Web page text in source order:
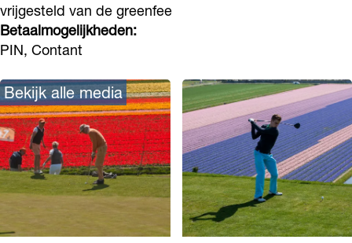
vrijgesteld van de greenfee
Betaalmogelijkheden:
PIN, Contant
Bekijk alle media